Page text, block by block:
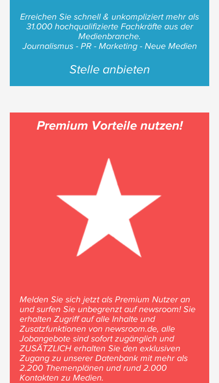
Erreichen Sie schnell & unkompliziert mehr als
31.000 hochqualifizierte Fachkräfte aus der
Medienbranche.
Journalismus - PR - Marketing - Neue Medien
Stelle anbieten
Premium Vorteile nutzen!
Melden Sie sich jetzt als Premium Nutzer an
und surfen Sie unbegrenzt auf newsroom! Sie
erhalten Zugriff auf alle Inhalte und
Zusatzfunktionen von newsroom.de, alle
Jobangebote sind sofort zugänglich und
ZUSÄTZLICH erhalten Sie den exklusiven
Zugang zu unserer Datenbank mit mehr als
2.200 Themenplänen und rund 2.000
Kontakten zu Medien.